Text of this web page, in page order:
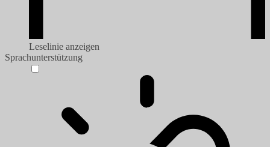
Leselinie anzeigen
Sprachunterstützung